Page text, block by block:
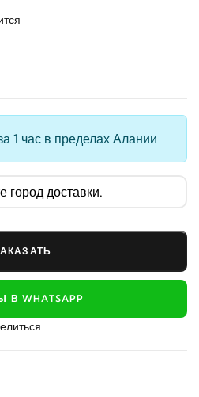
1 час в пределах Алании
В WHATSAPP